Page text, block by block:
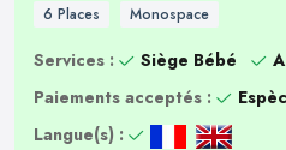
6 Places Monospace
Services : Siège Bébé
Paiements acceptés :
Langue(s) :